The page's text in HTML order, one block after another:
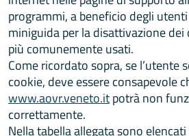
programmi, a beneficio degli
miniguida per la disattivazione
più comunemente usati.
Come ricordato sopra, se l’utente
cookie, deve essere consapevole
www.aovr.veneto.itpotrà non
correttamente.
Nella tabella allegata sono